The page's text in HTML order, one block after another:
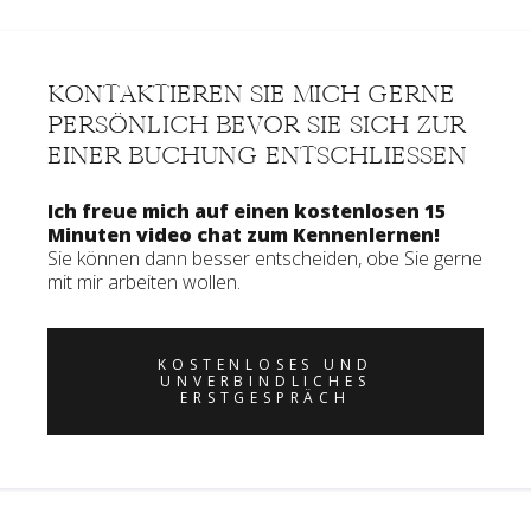
KONTAKTIEREN SIE MICH GERNE
PERSÖNLICH BEVOR SIE SICH ZUR
EINER BUCHUNG ENTSCHLIESSEN
Ich freue mich auf einen kostenlosen 15
Minuten video chat zum Kennenlernen!
Sie können dann besser entscheiden, obe Sie gerne
mit mir arbeiten wollen.
KOSTENLOSES UND
UNVERBINDLICHES
ERSTGESPRÄCH